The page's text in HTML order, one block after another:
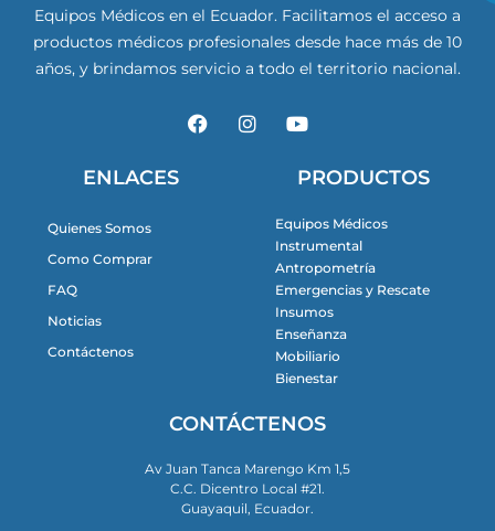
Equipos Médicos en el Ecuador. Facilitamos el acceso a
productos médicos profesionales desde hace más de 10
años, y brindamos servicio a todo el territorio nacional.
F
a
I
n
Y
o
t
u
e
ENLACES
Quienes Somos
Como Comprar
FAQ
Noticias
Contáctenos
PRODUCTOS
Equipos Médicos
Instrumental
Antropometría
Emergencias y Rescate
Insumos
Enseñanza
Mobiliario
Bienestar
CONTÁCTENOS
Av Juan Tanca Marengo Km 1,5
C.C. Dicentro Local #21.
Guayaquil, Ecuador.